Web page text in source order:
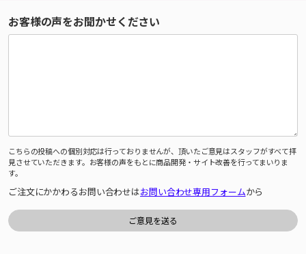
お客様の声をお聞かせください
こちらの投稿への個別対応は行っておりませんが、頂いたご意見はスタッフがすべて拝
見させていただきます。お客様の声をもとに商品開発・サイト改善を行ってまいりま
す。
ご注文にかかわるお問い合わせはお問い合わせ専用フォームから